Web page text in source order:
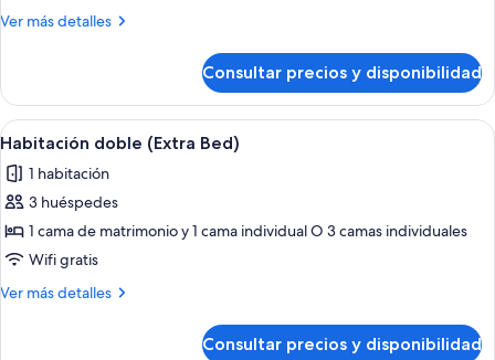
Ver más detalles
Más
Consultar precios y disponibilidad
Abrir
todas
las
fotos
de
Habitación
doble
Una habitación de hotel con dos
5
Habitación doble (Extra Bed)
1 habitación
3 huéspedes
1 cama de matrimonio y 1 cama individual O 3 camas individuales
Wifi gratis
Ver más detalles
Más
Consultar precios y disponibilidad